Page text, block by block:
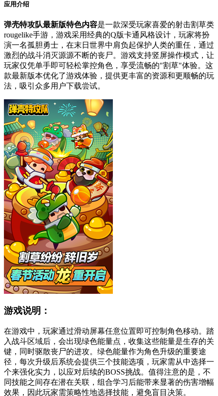
应用介绍
弹壳特攻队最新版特色内容是一款深受玩家喜爱的射击割草类
rougelike手游，游戏采用经典的Q版卡通风格设计，玩家将扮
演一名孤胆勇士，在末日世界中肩负起保护人类的重任，通过
激烈的战斗消灭源源不断的丧尸。游戏支持竖屏操作模式，让
玩家仅凭单手即可轻松掌控角色，享受流畅的"割草"体验。这
款最新版本优化了游戏体验，提供更丰富的资源和更顺畅的玩
法，吸引众多用户下载尝试。
游戏说明：
在游戏中，玩家通过滑动屏幕任意位置即可控制角色移动。踏
入战斗区域后，会出现绿色能量点，收集这些能量是生存的关
键，同时驱散丧尸的进攻。绿色能量作为角色升级的重要途
径，每次升级后系统会提供三个技能选项，玩家需从中选择一
个来强化实力，以应对后续的BOSS挑战。值得注意的是，不
同技能之间存在潜在关联，组合学习后能带来显著的伤害增幅
效果，因此玩家需策略性地选择技能，避免盲目决策。